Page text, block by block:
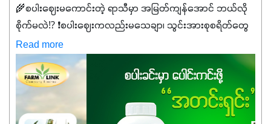
🌾စပါးဈေးမကောင်းတဲ့ ရာသီမှာ အမြတ်ကျန်အောင် ဘယ်လို
စိုက်မလဲ⁉️ ❗စပါးဈေးကလည်းမသေချာ၊ သွင်းအားစုစရိတ်တွေ
ကလည်း တက်နေတဲ့ဒီလိုအချိန်မှာ သွင်းအားစုဖိုးကို လျှော့ချပြီး
အထွက်နှုန်းကို ထိန်းထားနိုင်မှ ဦးကြီးတို့ အဆင်ပြေမှာနော် ✔️ဒါ
ကြောင့် ကိုယ်သုံးသမျှ ကိုယ့်အတွက်အကျိုးရစေမယ့်
အရည်အသွေးစိတ်ချရတဲ့ သွင်းအားစုပစ္စည်းတွေကိုပဲ ရွေးချယ်
သုံးသင့်ပါတယ်။
Read more